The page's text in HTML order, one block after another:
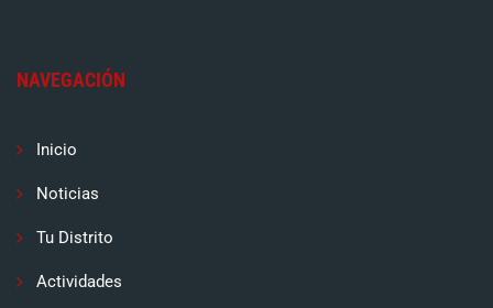
NAVEGACIÓN
Inicio
Noticias
Tu Distrito
Actividades